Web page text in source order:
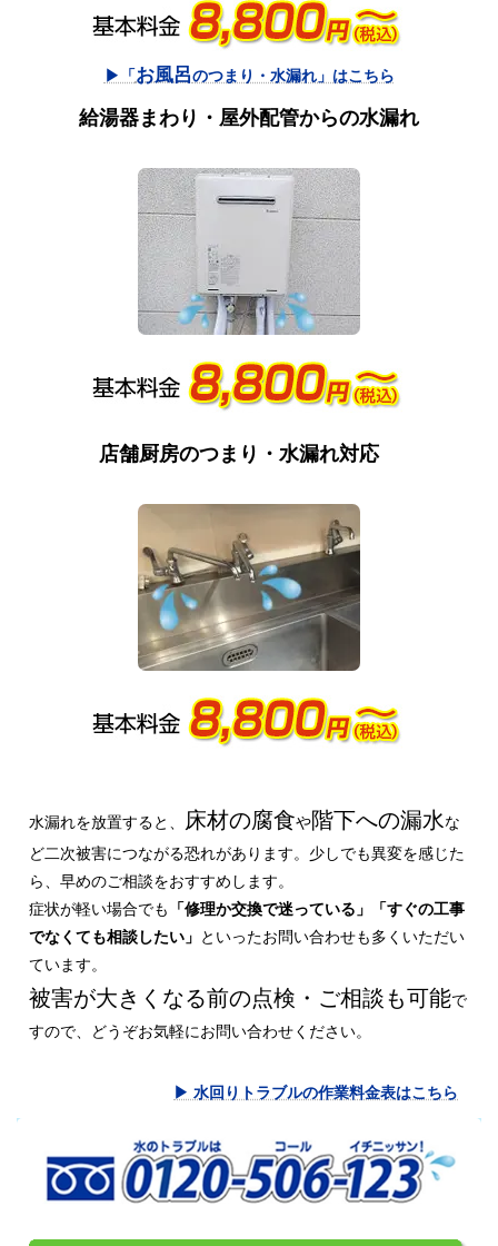
▶「お風呂のつまり・水漏れ」はこちら
給湯器まわり・屋外配管からの水漏れ
店舗厨房のつまり・水漏れ対応
水漏れを放置すると、 床材の腐食や階下への漏水な
ど二次被害につながる恐れがあります。少しでも異変を感じた
ら、早めのご相談をおすすめします。
症状が軽い場合でも 「修理か交換で迷っている」「すぐの工事
でなくても相談したい」 といったお問い合わせも多くいただい
ています。
被害が大きくなる前の点検・ご相談も可能で
すので、どうぞお気軽にお問い合わせください。
▶ 水回りトラブルの作業料金表はこちら